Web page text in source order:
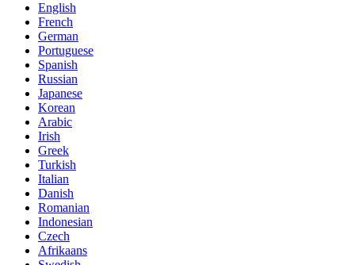
English
French
German
Portuguese
Spanish
Russian
Japanese
Korean
Arabic
Irish
Greek
Turkish
Italian
Danish
Romanian
Indonesian
Czech
Afrikaans